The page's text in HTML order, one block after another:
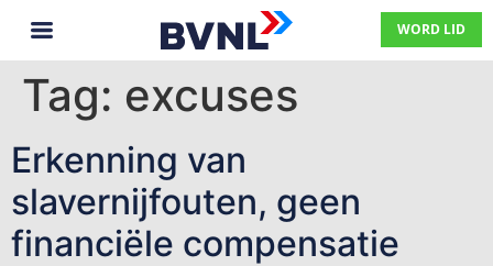
WORD LID
Tag: excuses
Erkenning van
slavernijfouten, geen
financiële compensatie